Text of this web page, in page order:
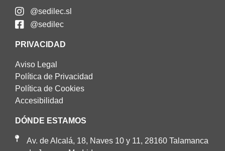
@sedilec.sl
@sedilec
PRIVACIDAD
Aviso Legal
Política de Privacidad
Política de Cookies
Accesibilidad
DÓNDE ESTAMOS
Av. de Alcalá, 18, Naves 10 y 11, 28160 Talamanca